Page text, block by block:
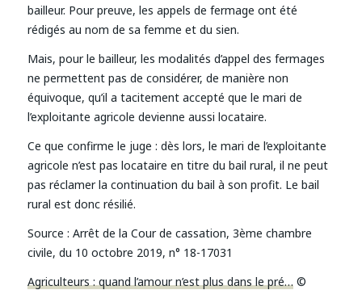
bailleur. Pour preuve, les appels de fermage ont été
rédigés au nom de sa femme et du sien.
Mais, pour le bailleur, les modalités d’appel des fermages
ne permettent pas de considérer, de manière non
équivoque, qu’il a tacitement accepté que le mari de
l’exploitante agricole devienne aussi locataire.
Ce que confirme le juge : dès lors, le mari de l’exploitante
agricole n’est pas locataire en titre du bail rural, il ne peut
pas réclamer la continuation du bail à son profit. Le bail
rural est donc résilié.
Source : Arrêt de la Cour de cassation, 3ème chambre
civile, du 10 octobre 2019, n° 18-17031
Agriculteurs : quand l’amour n’est plus dans le pré… ©